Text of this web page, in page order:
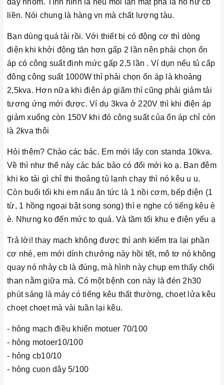
liền. Nói chung là hàng vn mà chất lượng tàu.
Bạn dùng quá tải rồi. Với thiết bị có động cơ thì dòng
điện khi khởi động tăn hơn gấp 2 lần nên phải chọn ổn
áp có công suất định mức gấp 2,5 lần . Ví dụn nếu tủ cấp
đông công suất 1000W thì phải chọn ổn áp là khoảng
2,5kva. Hơn nữa khi điên áp giãm thì cũng phải giảm tải
tương ứng mới được. Ví dụ 3kva ở 220V thì khi điện áp
giảm xuống còn 150V khi đó công suất của ổn áp chỉ còn
là 2kva thôi
Hỏi thêm? Chào các bác. Em mới lấy con standa 10kva.
Về thì như thế này các bác bảo có đổi mới ko ạ. Ban đêm
khi ko tải gì chỉ thi thoảng tủ lạnh chạy thì nó kêu u u.
Còn buổi tối khi em nấu ăn tức là 1 nồi cơm, bếp điện (1
từ, 1 hồng ngoại bật song song) thì e nghe có tiếng kêu è
è. Nhưng ko đến mức to quá. Và tầm tối khu e điện yếu ạ
Trả lời! thay mạch không được thì anh kiểm tra lại phần
cơ nhé, em mới dính chưởng này hồi tết, mô tơ nó không
quay nó nhảy cb là đúng, mà hình này chụp em thấy chổi
than nằm giữa mà. Có một bệnh con này là đén 2h30
phút sáng là máy có tiếng kêu thất thường, choẹt lửa kêu
choẹt choẹt mà vài tuần lại kêu.
- hỏng mạch điều khiển motuer 70/100
- hỏng motoer10/100
- hỏng cb10/10
- hỏng cuon dây 5/100